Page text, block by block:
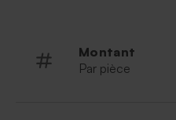
étiquettes nominatives)
Utilisez de préférence
Montant
Par pièce